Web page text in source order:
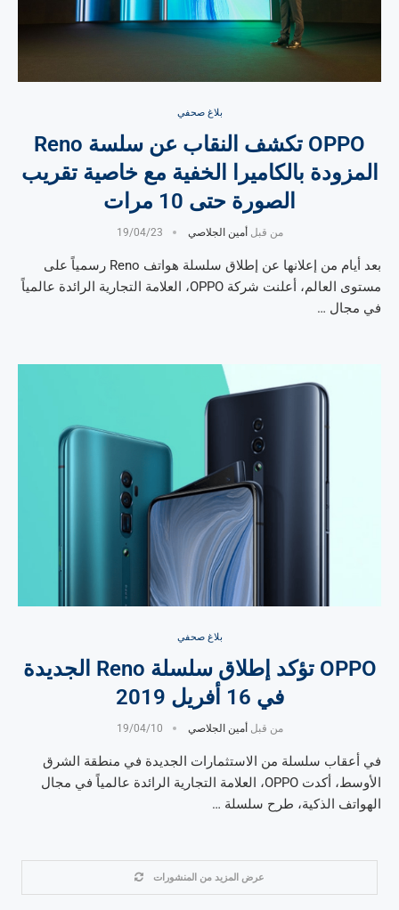
بلاغ صحفي
OPPO تكشف النقاب عن سلسة Reno
المزودة بالكاميرا الخفية مع خاصية تقريب
الصورة حتى 10 مرات
من قبل أمين الجلاصي 19/04/23
بعد أيام من إعلانها عن إطلاق سلسلة هواتف Reno رسمياً على
مستوى العالم، أعلنت شركة OPPO، العلامة التجارية الرائدة عالمياً
في مجال …
بلاغ صحفي
OPPO تؤكد إطلاق سلسلة Reno الجديدة
في 16 أفريل 2019
من قبل أمين الجلاصي 19/04/10
في أعقاب سلسلة من الاستثمارات الجديدة في منطقة الشرق
الأوسط، أكدت OPPO، العلامة التجارية الرائدة عالمياً في مجال
الهواتف الذكية، طرح سلسلة …
عرض المزيد من المنشورات